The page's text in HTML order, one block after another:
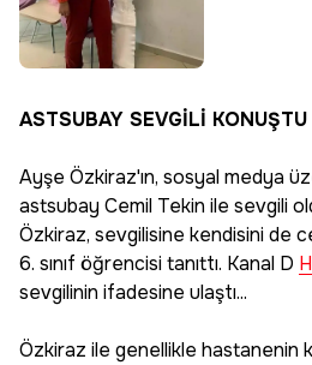
ASTSUBAY SEVGİLİ KONUŞTU
Ayşe Özkiraz'ın, sosyal medya
astsubay Cemil Tekin ile sevgili
Özkiraz, sevgilisine kendisini de
6. sınıf öğrencisi tanıttı. Kanal D
sevgilinin ifadesine ulaştı...
Özkiraz ile genellikle hastanenin